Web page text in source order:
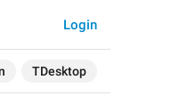
TDesktop
Login